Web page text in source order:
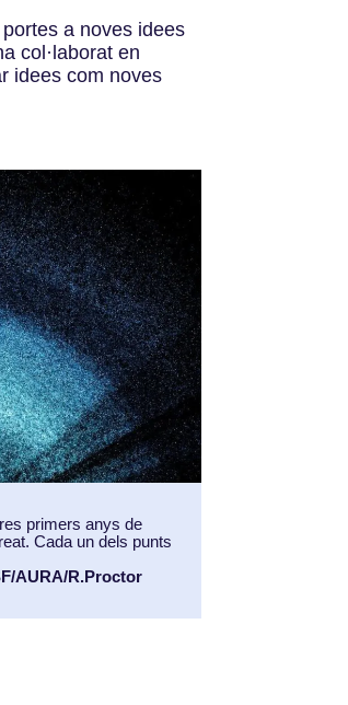
a noves idees
col·laborat en
idees com noves
primers anys de
Cada un dels punts
AURA/R.Proctor